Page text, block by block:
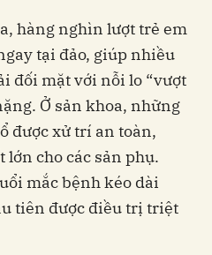
hàng nghìn lượt trẻ em
tại đảo, giúp nhiều
đối mặt với nỗi lo “vượt
Ở sản khoa, những
được xử trí an toàn,
cho các sản phụ.
mắc bệnh kéo dài
tiên được điều trị triệt